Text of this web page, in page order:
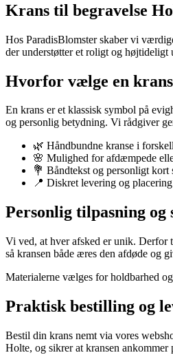
Krans til begravelse
Hos ParadisBlomster skaber vi
der understøtter et roligt og højtideligt
Hvorfor vælge en
En krans er et klassisk symbol på
og personlig betydning. Vi rådgiver
🌿 Håndbundne kranse i
🌸 Mulighed for afdæmpede
💐 Båndtekst og personligt kort
📍 Diskret levering og
Personlig tilpasning og
Vi ved, at hver afsked er unik. Derfor
så kransen både æres den afdøde og
Materialerne vælges for holdbarhed
Praktisk bestilling og
Bestil din krans nemt via vores
Holte, og sikrer at kransen